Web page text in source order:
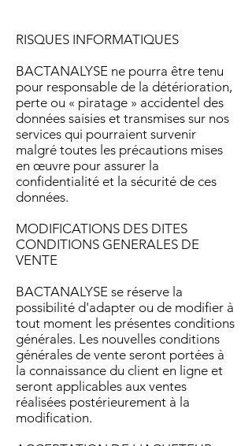
RISQUES INFORMATIQUES
BACTANALYSE ne pourra être tenu
pour responsable de la détérioration,
perte ou « piratage » accidentel des
données saisies et transmises sur nos
services qui pourraient survenir
malgré toutes les précautions mises
en œuvre pour assurer la
confidentialité et la sécurité de ces
données.
MODIFICATIONS DES DITES
CONDITIONS GENERALES DE
VENTE
BACTANALYSE se réserve la
possibilité d'adapter ou de modifier à
tout moment les présentes conditions
générales. Les nouvelles conditions
générales de vente seront portées à
la connaissance du client en ligne et
seront applicables aux ventes
réalisées postérieurement à la
modification.